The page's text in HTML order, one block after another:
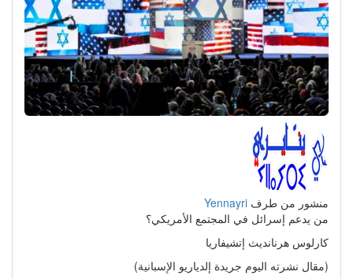
منشور من طرفYennayri
من يدعم إسرائل في المجتمع الأمريكي؟
كارلوس هرنانديث إتشيفاريا
(مقال نشرته اليوم جريدة إلدياريو الإسبانية)